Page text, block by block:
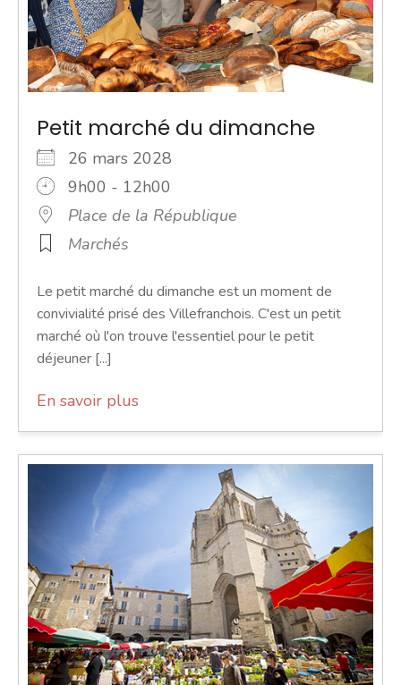
Petit marché du dimanche
26 mars 2028
9h00 - 12h00
Place de la République
Marchés
Le petit marché du dimanche est un moment de
convivialité prisé des Villefranchois. C'est un petit
marché où l'on trouve l'essentiel pour le petit
déjeuner [...]
En savoir plus